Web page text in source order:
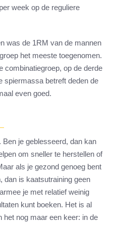
week op de reguliere
was de 1RM van de mannen
het meeste toegenomen.
combinatiegroep, op de derde
spiermassa betreft deden de
even goed.
je geblesseerd, dan kan
om sneller te herstellen of
als je gezond genoeg bent
dan is kaatsutraining geen
je met relatief weinig
kunt boeken. Het is al
het nog maar een keer: in de